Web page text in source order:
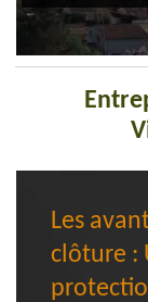
Les
clôture :